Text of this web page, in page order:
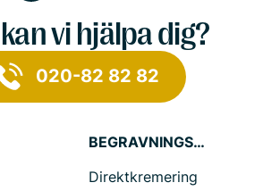
vi hjälpa dig?
020-82 82 82
BEGRAVNINGSTJÄNSTER
Direktkremering